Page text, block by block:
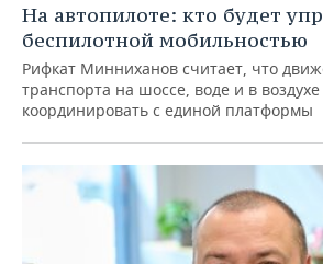
На автопилоте: кто будет
беспилотной мобильностью
Рифкат Минниханов считает, что
транспорта на шоссе, воде и в
координировать с единой платформы